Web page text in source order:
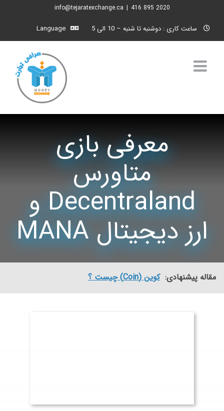
content
2020 895 416
|
info@tejaratexchange.ca
ساعت کاری : دوشنبه تا شنبه – 10 الی 5 Language
معرفی بازی
متاورس
Decentraland و
ارز دیجیتال MANA
مقاله پیشنهادی: کوین (Coin) چیست ؟